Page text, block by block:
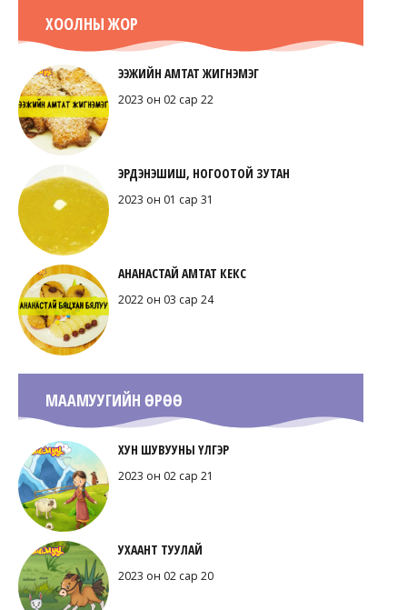
ХООЛНЫ ЖОР
ЭЭЖИЙН АМТАТ ЖИГНЭМЭГ
2023 он 02 сар 22
ЭРДЭНЭШИШ, НОГООТОЙ ЗУТАН
2023 он 01 сар 31
АНАНАСТАЙ АМТАТ КЕКС
2022 он 03 сар 24
МААМУУГИЙН ӨРӨӨ
ХУН ШУВУУНЫ ҮЛГЭР
2023 он 02 сар 21
УХААНТ ТУУЛАЙ
2023 он 02 сар 20